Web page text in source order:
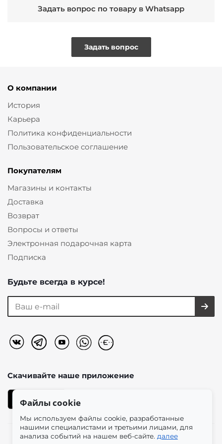
Задать вопрос по товару в Whatsapp
Задать вопрос
О компании
История
Карьера
Политика конфиденциальности
Пользовательское соглашение
Покупателям
Магазины и контакты
Доставка
Возврат
Вопросы и ответы
Электронная подарочная карта
Подписка
Будьте всегда в курсе!
Скачивайте наше приложение
Файлы cookie
Мы используем файлы cookie, разработанные
нашими специалистами и третьими лицами, для
анализа событий на нашем веб-сайте. далее